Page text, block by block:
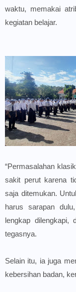
waktu, memakai
kegiatan belajar.
“Permasalahan
sakit perut karena
saja ditemukan.
harus sarapan
lengkap dilengkapi,
tegasnya.
Selain itu, ia juga
kebersihan badan,